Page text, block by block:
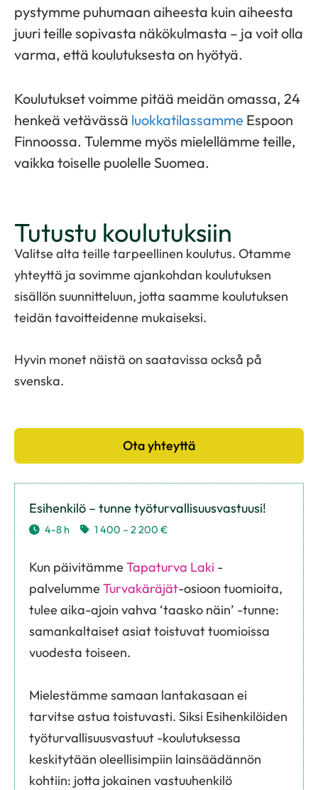
pystymme puhumaan aiheesta kuin aiheesta
juuri teille sopivasta näkökulmasta – ja voit olla
varma, että koulutuksesta on hyötyä.
Koulutukset voimme pitää meidän omassa, 24
henkeä vetävässä luokkatilassamme Espoon
Finnoossa. Tulemme myös mielellämme teille,
vaikka toiselle puolelle Suomea.
Tutustu koulutuksiin
Valitse alta teille tarpeellinen koulutus. Otamme
yhteyttä ja sovimme ajankohdan koulutuksen
sisällön suunnitteluun, jotta saamme koulutuksen
teidän tavoitteidenne mukaiseksi.
Hyvin monet näistä on saatavissa också på
svenska.
Ota yhteyttä
Esihenkilö – tunne työturvallisuusvastuusi!
4-8 h 1 400 – 2 200 €
Kun päivitämmeTapaturva Laki -
palvelummeTurvakäräjät-osioon tuomioita,
tulee aika-ajoin vahva ‘taasko näin’ -tunne:
samankaltaiset asiat toistuvat tuomioissa
vuodesta toiseen.
Mielestämme samaan lantakasaan ei
tarvitse astua toistuvasti. Siksi Esihenkilöiden
työturvallisuusvastuut -koulutuksessa
keskitytään oleellisimpiin lainsäädännön
kohtiin: jotta jokainen vastuuhenkilö